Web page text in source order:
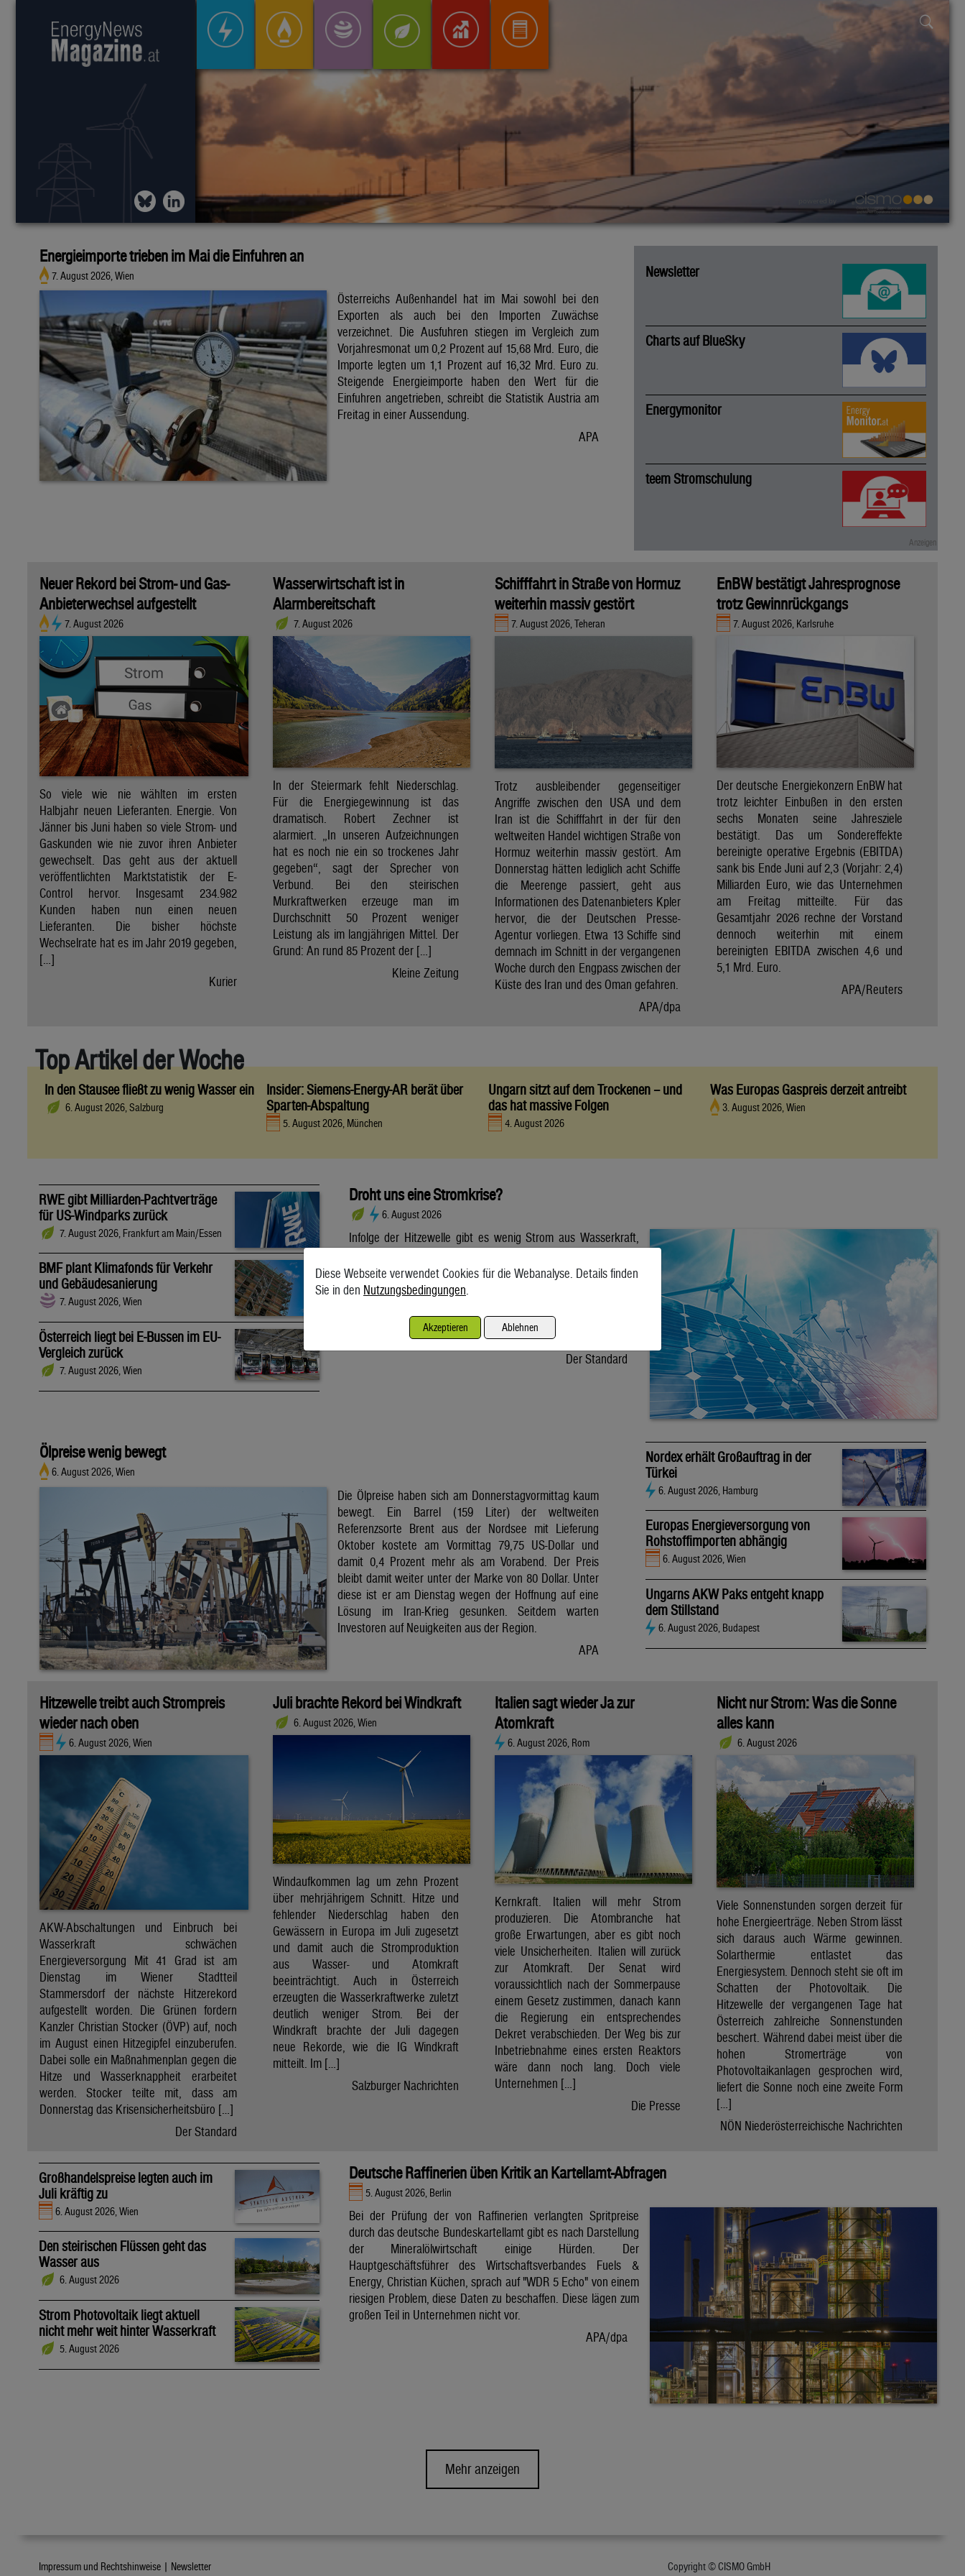
Energieimporte trieben im Mai die Einfuhren an
7. August 2026, Wien
Österreichs Außenhandel hat im Mai sowohl bei den
Exporten als auch bei den Importen Zuwächse
verzeichnet. Die Ausfuhren stiegen im Vergleich zum
Vorjahresmonat um 0,2 Prozent auf 15,68 Mrd. Euro, die
Importe legten um 1,1 Prozent auf 16,32 Mrd. Euro zu.
Steigende Energieimporte haben den Wert für die
Einfuhren angetrieben, schreibt die Statistik Austria am
Freitag in einer Aussendung.
APA
Newsletter
Charts auf BlueSky
Energymonitor
teem Stromschulung
Neuer Rekord bei Strom- und Gas-
Anbieterwechsel aufgestellt
7. August 2026
So viele wie nie wählten im ersten
Halbjahr neuen Lieferanten. Energie. Von
Jänner bis Juni haben so viele Strom- und
Gaskunden wie nie zuvor ihren Anbieter
gewechselt. Das geht aus der aktuell
veröffentlichten Marktstatistik der E-
Control hervor. Insgesamt 234.982
Kunden haben nun einen neuen
Lieferanten. Die bisher höchste
Wechselrate hat es im Jahr 2019 gegeben,
[…]
Kurier
Wasserwirtschaft ist in
Alarmbereitschaft
7. August 2026
In der Steiermark fehlt Niederschlag.
Für die Energiegewinnung ist das
dramatisch. Robert Zechner ist
alarmiert. „In unseren Aufzeichnungen
hat es noch nie ein so trockenes Jahr
gegeben“, sagt der Sprecher von
Verbund. Bei den steirischen
Murkraftwerken erzeuge man im
Durchschnitt 50 Prozent weniger
Leistung als im langjährigen Mittel. Der
Grund: An rund 85 Prozent der […]
Kleine Zeitung
Schifffahrt in Straße von Hormuz
weiterhin massiv gestört
7. August 2026, Teheran
Trotz ausbleibender gegenseitiger
Angriffe zwischen den USA und dem
Iran ist die Schifffahrt in der für den
weltweiten Handel wichtigen Straße von
Hormuz weiterhin massiv gestört. Am
Donnerstag hätten lediglich acht Schiffe
die Meerenge passiert, geht aus
Informationen des Datenanbieters Kpler
hervor, die der Deutschen Presse-
Agentur vorliegen. Etwa 13 Schiffe sind
demnach im Schnitt in der vergangenen
Woche durch den Engpass zwischen der
Küste des Iran und des Oman gefahren.
APA/dpa
EnBW bestätigt Jahresprognose
trotz Gewinnrückgangs
7. August 2026, Karlsruhe
Der deutsche Energiekonzern EnBW hat
trotz leichter Einbußen in den ersten
sechs Monaten seine Jahresziele
bestätigt. Das um Sondereffekte
bereinigte operative Ergebnis (EBITDA)
sank bis Ende Juni auf 2,3 (Vorjahr: 2,4)
Milliarden Euro, wie das Unternehmen
am Freitag mitteilte. Für das
Gesamtjahr 2026 rechne der Vorstand
dennoch weiterhin mit einem
bereinigten EBITDA zwischen 4,6 und
5,1 Mrd. Euro.
APA/Reuters
Top Artikel der Woche
In den Stausee fließt zu wenig Wasser ein
6. August 2026, Salzburg
Insider: Siemens-Energy-AR berät über
Sparten-Abspaltung
5. August 2026, München
Ungarn sitzt auf dem Trockenen – und
das hat massive Folgen
4. August 2026
Was Europas Gaspreis derzeit antreibt
3. August 2026, Wien
RWE gibt Milliarden-Pachtverträge
für US-Windparks zurück
7. August 2026, Frankfurt am Main/Essen
BMF plant Klimafonds für Verkehr
und Gebäudesanierung
7. August 2026, Wien
Österreich liegt bei E-Bussen im EU-
Vergleich zurück
7. August 2026, Wien
Droht uns eine Stromkrise?
6. August 2026
Infolge der Hitzewelle gibt es wenig Strom aus Wasserkraft,
Wetterextreme auf die Stromerzeugung und die Netze
auswirken. Die anhaltende Hitzewelle bringt die Stromnetze in
Verbund ein Drittel der Wassermenge. Wie verlässlich sind die
erneuerbaren Energien und halten unsere […]
Der Standard
Ölpreise wenig bewegt
6. August 2026, Wien
Die Ölpreise haben sich am Donnerstagvormittag kaum
bewegt. Ein Barrel (159 Liter) der weltweiten
Referenzsorte Brent aus der Nordsee mit Lieferung
Oktober kostete am Vormittag 79,75 US-Dollar und
damit 0,4 Prozent mehr als am Vorabend. Der Preis
bleibt damit weiter unter der Marke von 80 Dollar. Unter
diese ist er am Dienstag wegen der Hoffnung auf eine
Lösung im Iran-Krieg gesunken. Seitdem warten
Investoren auf Neuigkeiten aus der Region.
APA
Nordex erhält Großauftrag in der
Türkei
6. August 2026, Hamburg
Europas Energieversorgung von
Rohstoffimporten abhängig
6. August 2026, Wien
Ungarns AKW Paks entgeht knapp
dem Stillstand
6. August 2026, Budapest
Hitzewelle treibt auch Strompreis
wieder nach oben
6. August 2026, Wien
AKW-Abschaltungen und Einbruch bei
Wasserkraft schwächen
Energieversorgung Mit 41 Grad ist am
Dienstag im Wiener Stadtteil
Stammersdorf der nächste Hitzerekord
aufgestellt worden. Die Grünen fordern
Kanzler Christian Stocker (ÖVP) auf, noch
im August einen Hitzegipfel einzuberufen.
Dabei solle ein Maßnahmenplan gegen die
Hitze und Wasserknappheit erarbeitet
werden. Stocker teilte mit, dass am
Donnerstag das Krisensicherheitsbüro […]
Der Standard
Juli brachte Rekord bei Windkraft
6. August 2026, Wien
Windaufkommen lag um zehn Prozent
über mehrjährigem Schnitt. Hitze und
fehlender Niederschlag haben den
Gewässern in Europa im Juli zugesetzt
und damit auch die Stromproduktion
aus Wasser- und Atomkraft
beeinträchtigt. Auch in Österreich
erzeugten die Wasserkraftwerke zuletzt
deutlich weniger Strom. Bei der
Windkraft brachte der Juli dagegen
neue Rekorde, wie die IG Windkraft
mitteilt. Im […]
Salzburger Nachrichten
Italien sagt wieder Ja zur
Atomkraft
6. August 2026, Rom
Kernkraft. Italien will mehr Strom
produzieren. Die Atombranche hat
große Erwartungen, aber es gibt noch
viele Unsicherheiten. Italien will zurück
zur Atomkraft. Der Senat wird
voraussichtlich nach der Sommerpause
einem Gesetz zustimmen, danach kann
die Regierung ein entsprechendes
Dekret verabschieden. Der Weg bis zur
Inbetriebnahme eines ersten Reaktors
wäre dann noch lang. Doch viele
Unternehmen […]
Die Presse
Nicht nur Strom: Was die Sonne
alles kann
6. August 2026
Viele Sonnenstunden sorgen derzeit für
hohe Energieerträge. Neben Strom lässt
sich daraus auch Wärme gewinnen.
Solarthermie entlastet das
Energiesystem. Dennoch steht sie oft im
Schatten der Photovoltaik. Die
Hitzewelle der vergangenen Tage hat
Österreich zahlreiche Sonnenstunden
beschert. Während dabei meist über die
hohen Stromerträge von
Photovoltaikanlagen gesprochen wird,
liefert die Sonne noch eine zweite Form
[…]
NÖN Niederösterreichische Nachrichten
Großhandelspreise legten auch im
Juli kräftig zu
6. August 2026, Wien
Den steirischen Flüssen geht das
Wasser aus
6. August 2026
Strom Photovoltaik liegt aktuell
nicht mehr weit hinter Wasserkraft
5. August 2026
Deutsche Raffinerien üben Kritik an Kartellamt-Abfragen
5. August 2026, Berlin
Bei der Prüfung der von Raffinerien verlangten Spritpreise
durch das deutsche Bundeskartellamt gibt es nach Darstellung
der Mineralölwirtschaft einige Hürden. Der
Hauptgeschäftsführer des Wirtschaftsverbandes Fuels &
Energy, Christian Küchen, sprach auf "WDR 5 Echo" von einem
riesigen Problem, diese Daten zu beschaffen. Diese lägen zum
großen Teil in Unternehmen nicht vor.
APA/dpa
Mehr anzeigen
Impressum und Rechtshinweise | Newsletter Copyright © CISMO GmbH
Diese Webseite verwendet Cookies für die Webanalyse. Details finden
Sie in den Nutzungsbedingungen
Akzeptieren Ablehnen